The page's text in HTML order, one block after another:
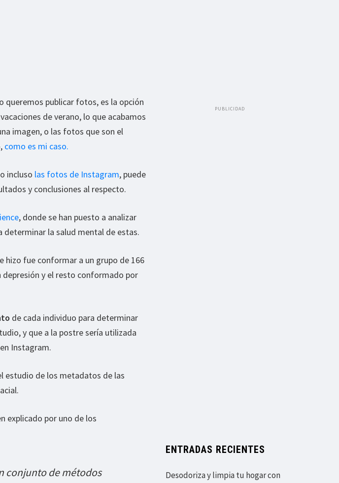
queremos publicar fotos, es la opción
de verano, lo que acabamos
imagen, o las fotos que son el
como es mi caso.
incluso las fotos de Instagram, puede
y conclusiones al respecto.
, donde se han puesto a analizar
determinar la salud mental de estas.
hizo fue conformar a un grupo de 166
y el resto conformado por
de cada individuo para determinar
y que a la postre sería utilizada
Instagram.
estudio de los metadatos de las
explicado por uno de los
conjunto de métodos
PUBLICIDAD
ENTRADAS RECIENTES
Desodoriza y limpia tu hogar con